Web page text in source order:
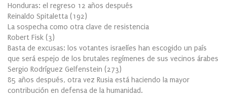
Honduras: el regreso 12 años después
Reinaldo Spitaletta (192)
La sospecha como otra clave de resistencia
Robert Fisk (3)
Basta de excusas: los votantes israelíes han escogido un país
que será espejo de los brutales regímenes de sus vecinos árabes
Sergio Rodríguez Gelfenstein (273)
85 años después, otra vez Rusia está haciendo la mayor
contribución en defensa de la humanidad.